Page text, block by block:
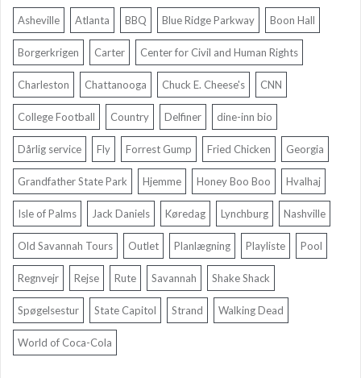
Asheville Atlanta BBQ Blue Ridge Parkway Boon Hall
Borgerkrigen Carter Center for Civil and Human Rights
Charleston Chattanooga Chuck E. Cheese's CNN
College Football Country Delfiner dine-inn bio
Dårlig service Fly Forrest Gump Fried Chicken Georgia
Grandfather State Park Hjemme Honey Boo Boo Hvalhaj
Isle of Palms Jack Daniels Køredag Lynchburg Nashville
Old Savannah Tours Outlet Planlægning Playliste Pool
Regnvejr Rejse Rute Savannah Shake Shack
Spøgelsestur State Capitol Strand Walking Dead
World of Coca-Cola